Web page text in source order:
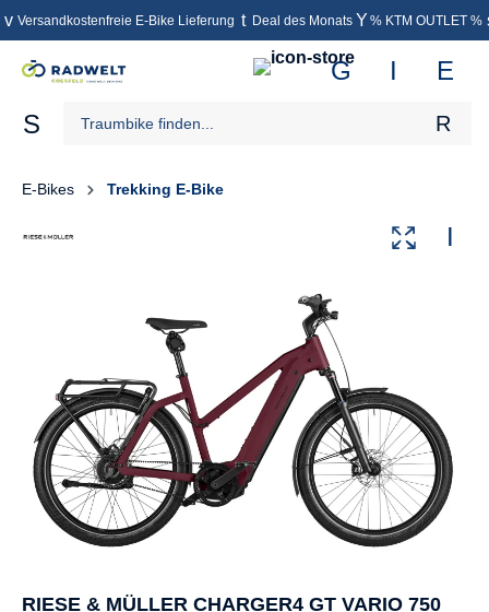
springen
Versandkostenfreie E-Bike Lieferung Deal des Monats % KTM OUTLET %
E-Bikes Trekking E-Bike
RIESE & MÜLLER CHARGER4 GT VARIO 750